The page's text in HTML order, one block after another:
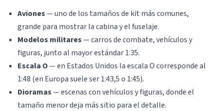
Aviones— uno de los tamaños de kit más comunes,
grande para mostrar la cabina y el fuselaje.
Modelos militares— carros de combate, vehículos y
figuras, junto al mayor estándar 1:35.
Escala O— en Estados Unidos la escala O corresponde al
1:48 (en Europa suele ser 1:43,5 o 1:45).
Dioramas— escenas con vehículos y figuras, donde el
tamaño menor deja más sitio para el detalle.